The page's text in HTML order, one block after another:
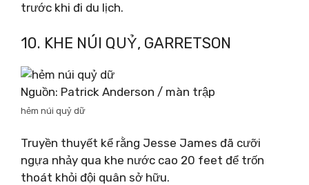
trước khi đi du lịch.
10. KHE NÚI QUỶ, GARRETSON
Nguồn: Patrick Anderson / màn trập
hẻm núi quỷ dữ
Truyền thuyết kể rằng Jesse James đã cưỡi
ngựa nhảy qua khe nước cao 20 feet để trốn
thoát khỏi đội quân sở hữu.